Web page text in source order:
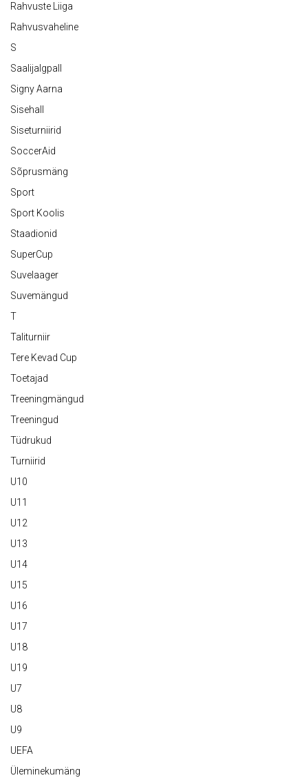
Rahvuste Liiga
Rahvusvaheline
S
Saalijalgpall
Signy Aarna
Sisehall
Siseturniirid
SoccerAid
Sõprusmäng
Sport
Sport Koolis
Staadionid
SuperCup
Suvelaager
Suvemängud
T
Taliturniir
Tere Kevad Cup
Toetajad
Treeningmängud
Treeningud
Tüdrukud
Turniirid
U10
U11
U12
U13
U14
U15
U16
U17
U18
U19
U7
U8
U9
UEFA
Üleminekumäng